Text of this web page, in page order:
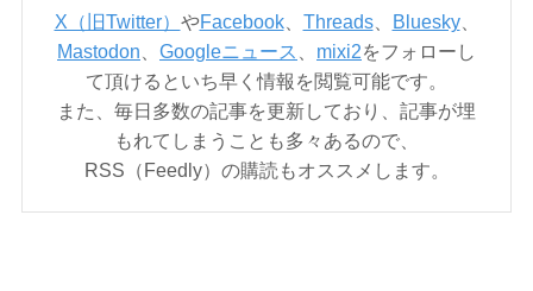
X（旧Twitter） やFacebook、 Threads、 Bluesky、
Mastodon
Googleニュース mixi2をフォローし
て頂けるといち早く情報を閲覧可能です。
また、毎日多数の記事を更新しており、記事が埋
もれてしまうことも多々あるので、
RSS（Feedly）の購読もオススメします。